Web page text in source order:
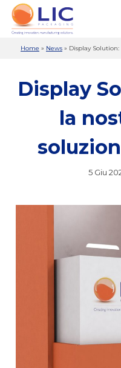
Home » News » Display
Display
la
5 Giu